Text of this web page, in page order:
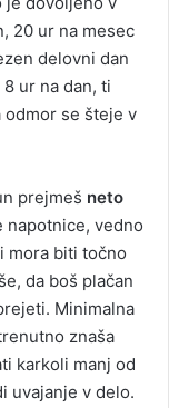
20 ur na mesec
delovni dan
ur na dan, ti
odmor se šteje v
prejmeš neto
napotnice, vedno
mora biti točno
da boš plačan
Minimalna
znaša
karkoli manj od
uvajanje v delo.